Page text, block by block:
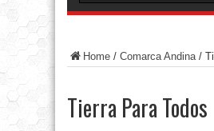
Home / Comarca Andina/
Tierra Para Todos